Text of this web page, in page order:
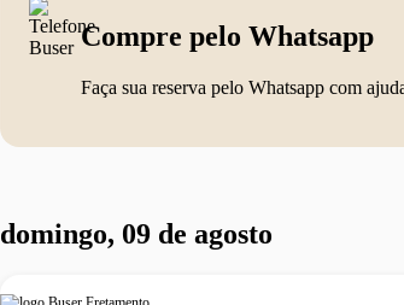
Compre pelo Whatsapp
Faça sua reserva pelo Whatsapp com
domingo, 09 de agosto